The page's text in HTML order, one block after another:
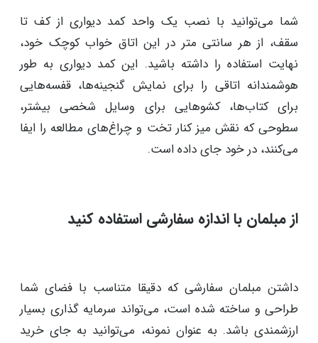
شما می‌توانید با نصب یک واحد کمد دیواری از کف تا
سقف، از هر سانتی متر در این اتاق خواب کوچک خود،
برای کتاب‌ها، کشوهایی برای وسایل شخصی بیشتر،
سطوحی که نقش میز کنار تخت و چراغ‌های مطالعه را ایفا
می‌کنند، در خود جای داده است.